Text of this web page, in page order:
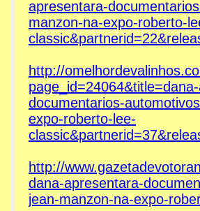
apresentara-
manzon-na-expo-roberto-
http://
documentarios-
expo-roberto-lee-
http://
dana-apresentara-
jean-manzon-na-expo-